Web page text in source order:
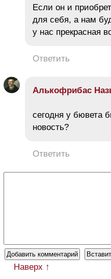
Если он и
для себя, а нам
у нас прекрасная
Ответить
Алькофрибас
сегодня у бювета
новость?
Ответить
Наверх ↑